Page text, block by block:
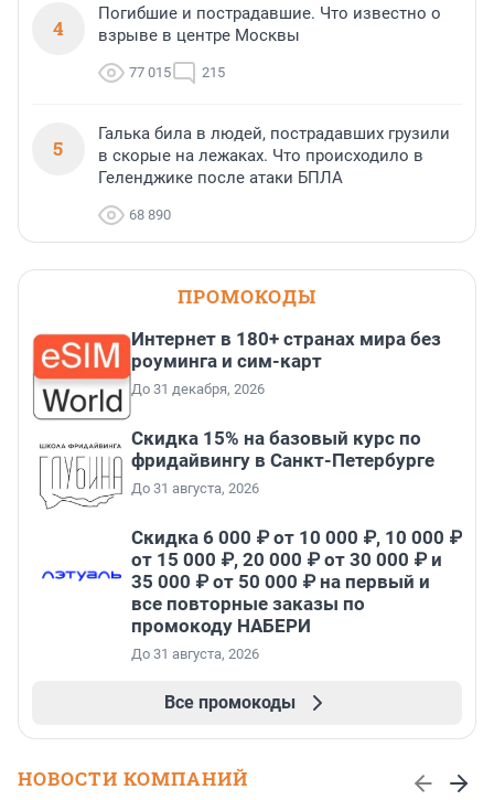
4
Погибшие и пострадавшие. Что известно о
взрыве в центре Москвы
77 015 215
5
Галька била в людей, пострадавших грузили
в скорые на лежаках. Что происходило в
Геленджике после атаки БПЛА
68 890
ПРОМОКОДЫ
Интернет в 180+ странах мира без
роуминга и сим-карт
До 31 декабря, 2026
Скидка 15% на базовый курс по
фридайвингу в Санкт-Петербурге
До 31 августа, 2026
Скидка 6 000 ₽ от 10 000 ₽, 10 000 ₽
от 15 000 ₽, 20 000 ₽ от 30 000 ₽ и
35 000 ₽ от 50 000 ₽ на первый и
все повторные заказы по
промокоду НАБЕРИ
До 31 августа, 2026
Все промокоды
НОВОСТИ КОМПАНИЙ